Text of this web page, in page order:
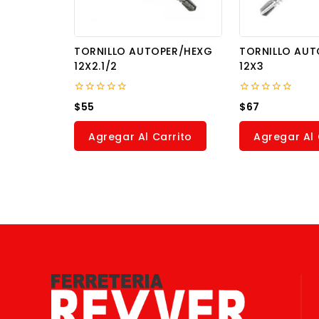
TORNILLO AUTOPER/HEXG
12X2.1/2
0
out
of
$55
Agregar Al Carrito
TORNILLO
12X3
0
out
of
$67
Agregar Al